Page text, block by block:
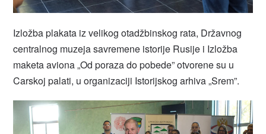
Izložba plakata iz velikog otadžbinskog rata, Državnog
centralnog muzeja savremene istorije Rusije i Izložba
maketa aviona „Od poraza do pobede” otvorene su u
Carskoj palati, u organizaciji Istorijskog arhiva „Srem”.